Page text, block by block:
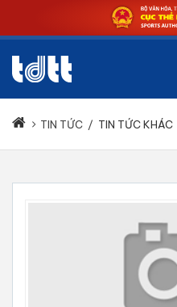
TIN TỨC / TIN TỨC KHÁC